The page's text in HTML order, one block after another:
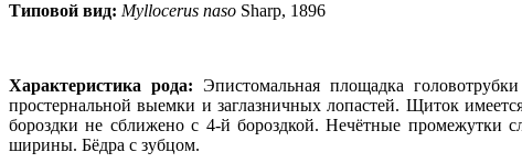
Типовой вид: Myllocerus naso Sharp, 1896
Характеристика рода: Эпистомальная площадка
простернальной выемки и заглазничных лопастей. Щиток
бороздки не сближено с 4-й бороздкой. Нечётные промежутки
ширины. Бёдра с зубцом.